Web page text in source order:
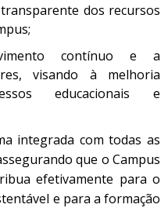
dos recursos
contínuo e a
visando à melhoria
educacionais e
integrada com todas as
que o Campus
efetivamente para o
e para a formação